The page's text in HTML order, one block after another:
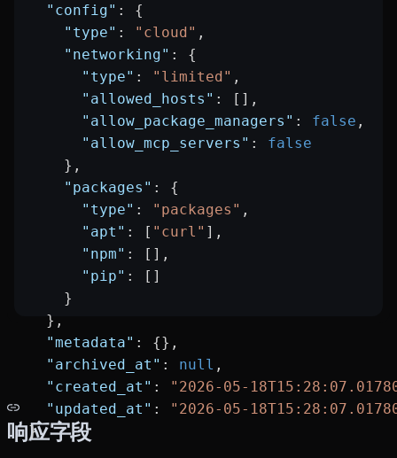
  "config"
: {
    "type"
: "cloud" ,
    "networking"
: {
      "type"
: "limited" ,
      "allowed_hosts"
: [],
      "allow_package_managers"
: false ,
      "allow_mcp_servers"
: false
    },
    "packages"
: {
      "type"
: "packages" ,
      "apt"
: [ "curl" ],
      "npm"
: [],
      "pip"
: []
    }
  },
  "metadata"
: {},
  "archived_at"
: null ,
  "created_at"
:
"2026-05-
  "updated_at"
:
"2026-05-
}
响应字段